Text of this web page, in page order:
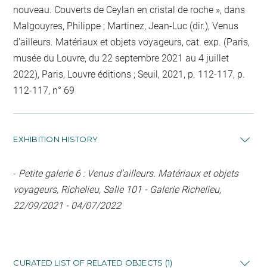
nouveau. Couverts de Ceylan en cristal de roche », dans
Malgouyres, Philippe ; Martinez, Jean-Luc (dir.), Venus
d'ailleurs. Matériaux et objets voyageurs, cat. exp. (Paris,
musée du Louvre, du 22 septembre 2021 au 4 juillet
2022), Paris, Louvre éditions ; Seuil, 2021, p. 112-117, p.
112-117, n° 69
EXHIBITION HISTORY
- Petite galerie 6 : Venus d’ailleurs. Matériaux et objets
voyageurs, Richelieu, Salle 101 - Galerie Richelieu,
22/09/2021 - 04/07/2022
CURATED LIST OF RELATED OBJECTS (1)